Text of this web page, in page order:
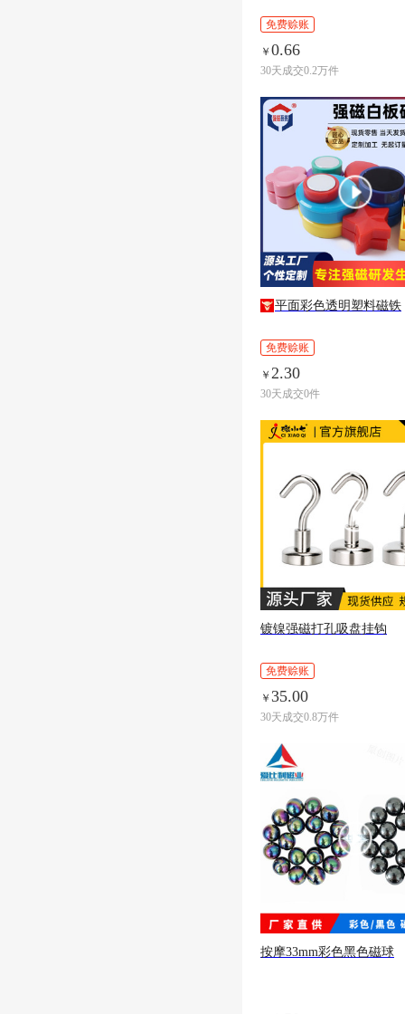
免费赊账
￥ 0.66
30天成交0.2万件
平面彩色透明塑料磁铁
免费赊账
￥ 2.30
30天成交0件
镀镍强磁打孔吸盘挂钩
免费赊账
￥ 35.00
30天成交0.8万件
按摩33mm彩色黑色磁球